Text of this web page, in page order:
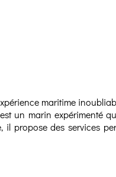
maritime
un marin expérimenté
il propose des services